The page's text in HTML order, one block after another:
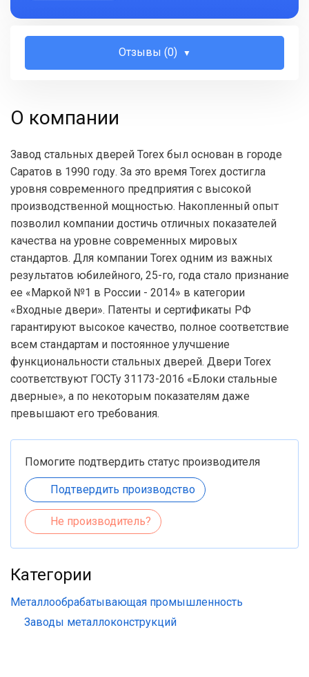
Отзывы (0)
О компании
Завод стальных дверей Torex был основан в городе
Саратов в 1990 году. За это время Torex достигла
уровня современного предприятия с высокой
производственной мощностью. Накопленный опыт
позволил компании достичь отличных показателей
качества на уровне современных мировых
стандартов. Для компании Torex одним из важных
результатов юбилейного, 25-го, года стало признание
ее «Маркой №1 в России - 2014» в категории
«Входные двери». Патенты и сертификаты РФ
гарантируют высокое качество, полное соответствие
всем стандартам и постоянное улучшение
функциональности стальных дверей. Двери Torex
соответствуют ГОСТу 31173-2016 «Блоки стальные
дверные», а по некоторым показателям даже
превышают его требования.
Помогите подтвердить статус производителя
Подтвердить производство
Не производитель?
Категории
Металлообрабатывающая промышленность
Заводы металлоконструкций